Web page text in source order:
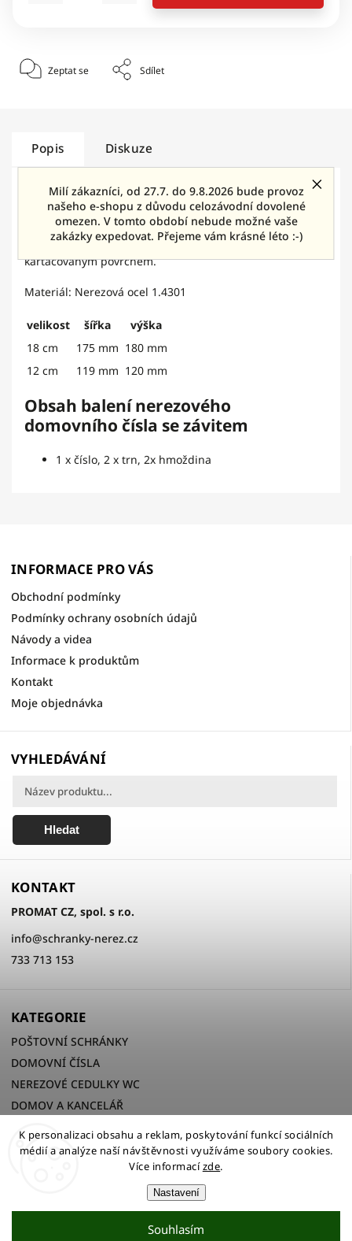
K personalizaci obsahu a reklam, poskytování funkcí sociálních
médií a analýze naší návštěvnosti využíváme soubory cookies.
Více informacízde.
Nastavení
Souhlasím
Milí zákazníci, od 27.7. do 9.8.2026 bude provoz
našeho e-shopu z důvodu celozávodní dovolené
omezen. V tomto období nebude možné vaše
zakázky expedovat. Přejeme vám krásné léto :-)
Zeptat se Sdílet
Popis Diskuze
Detailní popis produktu
Nerezové domovní číslo Magneto se závitem. Vyrobeno z
kvalitního nerezového materiálu o síle 2 mm s
kartáčovaným povrchem.
Materiál: Nerezová ocel 1.4301
velikost šířka
výška
18 cm
175 mm 180 mm
12 cm
119 mm 120 mm
Obsah balení nerezového
domovního čísla se závitem
1 x číslo, 2 x trn, 2x hmoždina
INFORMACE PRO VÁS
Obchodní podmínky
Podmínky ochrany osobních údajů
Návody a videa
Informace k produktům
Kontakt
Moje objednávka
VYHLEDÁVÁNÍ
Hledat
KONTAKT
PROMAT CZ, spol. s r.o.
info@schranky-nerez.cz
733 713 153
KATEGORIE
POŠTOVNÍ SCHRÁNKY
DOMOVNÍ ČÍSLA
NEREZOVÉ CEDULKY WC
DOMOV A KANCELÁŘ
PROMAT CZ, spol. s r.o.
vyhrazena.
Upravit nastavení cookies
Shoptet| Design